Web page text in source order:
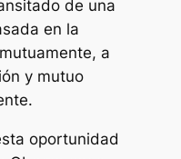
de una
en la
a
y mutuo
oportunidad